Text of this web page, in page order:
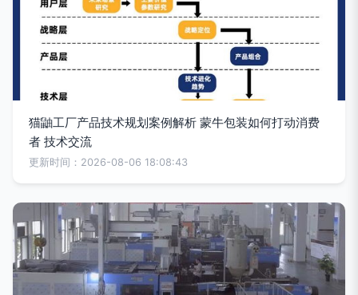
猫鼬工厂产品技术规划案例解析 蒙牛包装如何打动消费
者 技术交流
更新时间：2026-08-06 18:08:43